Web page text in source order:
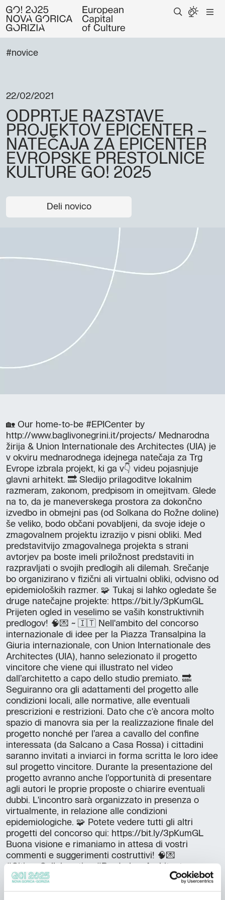
#novice
22/02/2021
ODPRTJE RAZSTAVE
PROJEKTOV EPICENTER –
NATEČAJA ZA EPICENTER
EVROPSKE PRESTOLNICE
KULTURE GO! 2025
Deli novico
🏡 Our home-to-be #EPICenter by
http://www.baglivonegrini.it/projects/ Mednarodna
žirija & Union Internationale des Architectes (UIA) je
v okviru mednarodnega idejnega natečaja za Trg
Evrope izbrala projekt, ki ga v👇 videu pojasnjuje
glavni arhitekt. 🔜 Sledijo prilagoditve lokalnim
razmeram, zakonom, predpisom in omejitvam. Glede
na to, da je maneverskega prostora za dokončno
izvedbo in obmejni pas (od Solkana do Rožne doline)
še veliko, bodo občani povabljeni, da svoje ideje o
zmagovalnem projektu izrazijo v pisni obliki. Med
predstavitvijo zmagovalnega projekta s strani
avtorjev pa boste imeli priložnost predstaviti in
razpravljati o svojih predlogih ali dilemah. Srečanje
bo organizirano v fizični ali virtualni obliki, odvisno od
epidemioloških razmer. 🧩 Tukaj si lahko ogledate še
druge natečajne projekte: https://bit.ly/3pKumGL
Prijeten ogled in veselimo se vaših konstruktivnih
predlogov! 🧠💌 ~ 🇮🇹 Nell'ambito del concorso
internazionale di idee per la Piazza Transalpina la
Giuria internazionale, con Union Internationale des
Architectes (UIA), hanno selezionato il progetto
vincitore che viene qui illustrato nel video
dall’architetto a capo dello studio premiato. 🔜
Seguiranno ora gli adattamenti del progetto alle
condizioni locali, alle normative, alle eventuali
prescrizioni e restrizioni. Dato che c'è ancora molto
spazio di manovra sia per la realizzazione finale del
progetto nonché per l’area a cavallo del confine
interessata (da Salcano a Casa Rossa) i cittadini
saranno invitati a inviarci in forma scritta le loro idee
sul progetto vincitore. Durante la presentazione del
progetto avranno anche l’opportunità di presentare
agli autori le proprie proposte o chiarire eventuali
dubbi. L'incontro sarà organizzato in presenza o
virtualmente, in relazione alle condizioni
epidemiologiche. 🧩 Potete vedere tutti gli altri
progetti del concorso qui: https://bit.ly/3pKumGL
Buona visione e rimaniamo in attesa di vostri
commenti e suggerimenti costruttivi! 🧠💌
#CitizenCollaboration #BorderlessArchitecture
Posted byGO 2025 Nova Gorica · Gorizia
on